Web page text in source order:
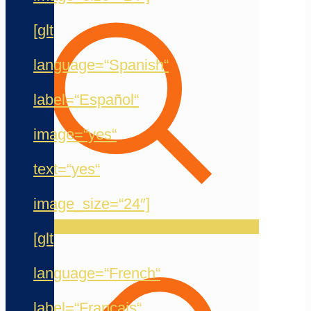
[glt
language=“Spanish“
label=“Español“
image=“yes“
text=“yes“
image_size=“24″]
[glt
language=“French“